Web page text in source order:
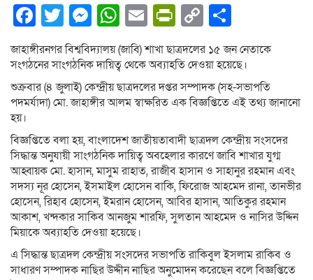
Facebook
Twitter
Messenger
WhatsApp
EmailPrintFriendly
Copy
জাহাঙ্গীরনগর বিশ্ববিদ্যালয় (জাবি) শাখা ছাত্রদলের ১৫ জন নেতাকে
সংগঠনের সাংগঠনিক দায়িত্ব থেকে অব্যাহতি দেওয়া হয়েছে।
শুক্রবার (৪ জুলাই) কেন্দ্রীয় ছাত্রদলের দপ্তর সম্পাদক (সহ-সভাপতি
পদমর্যাদা) মো. জাহাঙ্গীর আলম স্বাক্ষরিত এক বিজ্ঞপ্তিতে এই তথ্য জানানো
হয়।
বিজ্ঞপ্তিতে বলা হয়, বাংলাদেশ জাতীয়তাবাদী ছাত্রদল কেন্দ্রীয় সংসদের
সিদ্ধান্ত অনুযায়ী সাংগঠনিক দায়িত্ব অবহেলার কারণে জাবি শাখার যুগ্ম
আহ্বায়ক মো. হাসান, মাসুম রাহাত, রাজীব হাসান ও সাহানুর রহমান এবং
সদস্য নূর হোসেন, ইসমাইল হোসেন বাকি, ফিরোজ আহমেদ রানা, তানভীর
হোসেন, রিহাব হোসেন, ইমরান হোসেন, আবির হাসান, আতিকুর রহমান
আকাশ, খন্দকার সাকিব আনজুম শারফি, সুলতান আহমেদ ও নাসির উদ্দিন
মিয়াকে অব্যাহতি দেওয়া হয়েছে।
এ সিদ্ধান্ত ছাত্রদল কেন্দ্রীয় সংসদের সভাপতি রাকিবুল ইসলাম রাকিব ও
সাধারণ সম্পাদক নাছির উদ্দীন নাছির অনুমোদন করেছেন বলে বিজ্ঞপ্তিতে